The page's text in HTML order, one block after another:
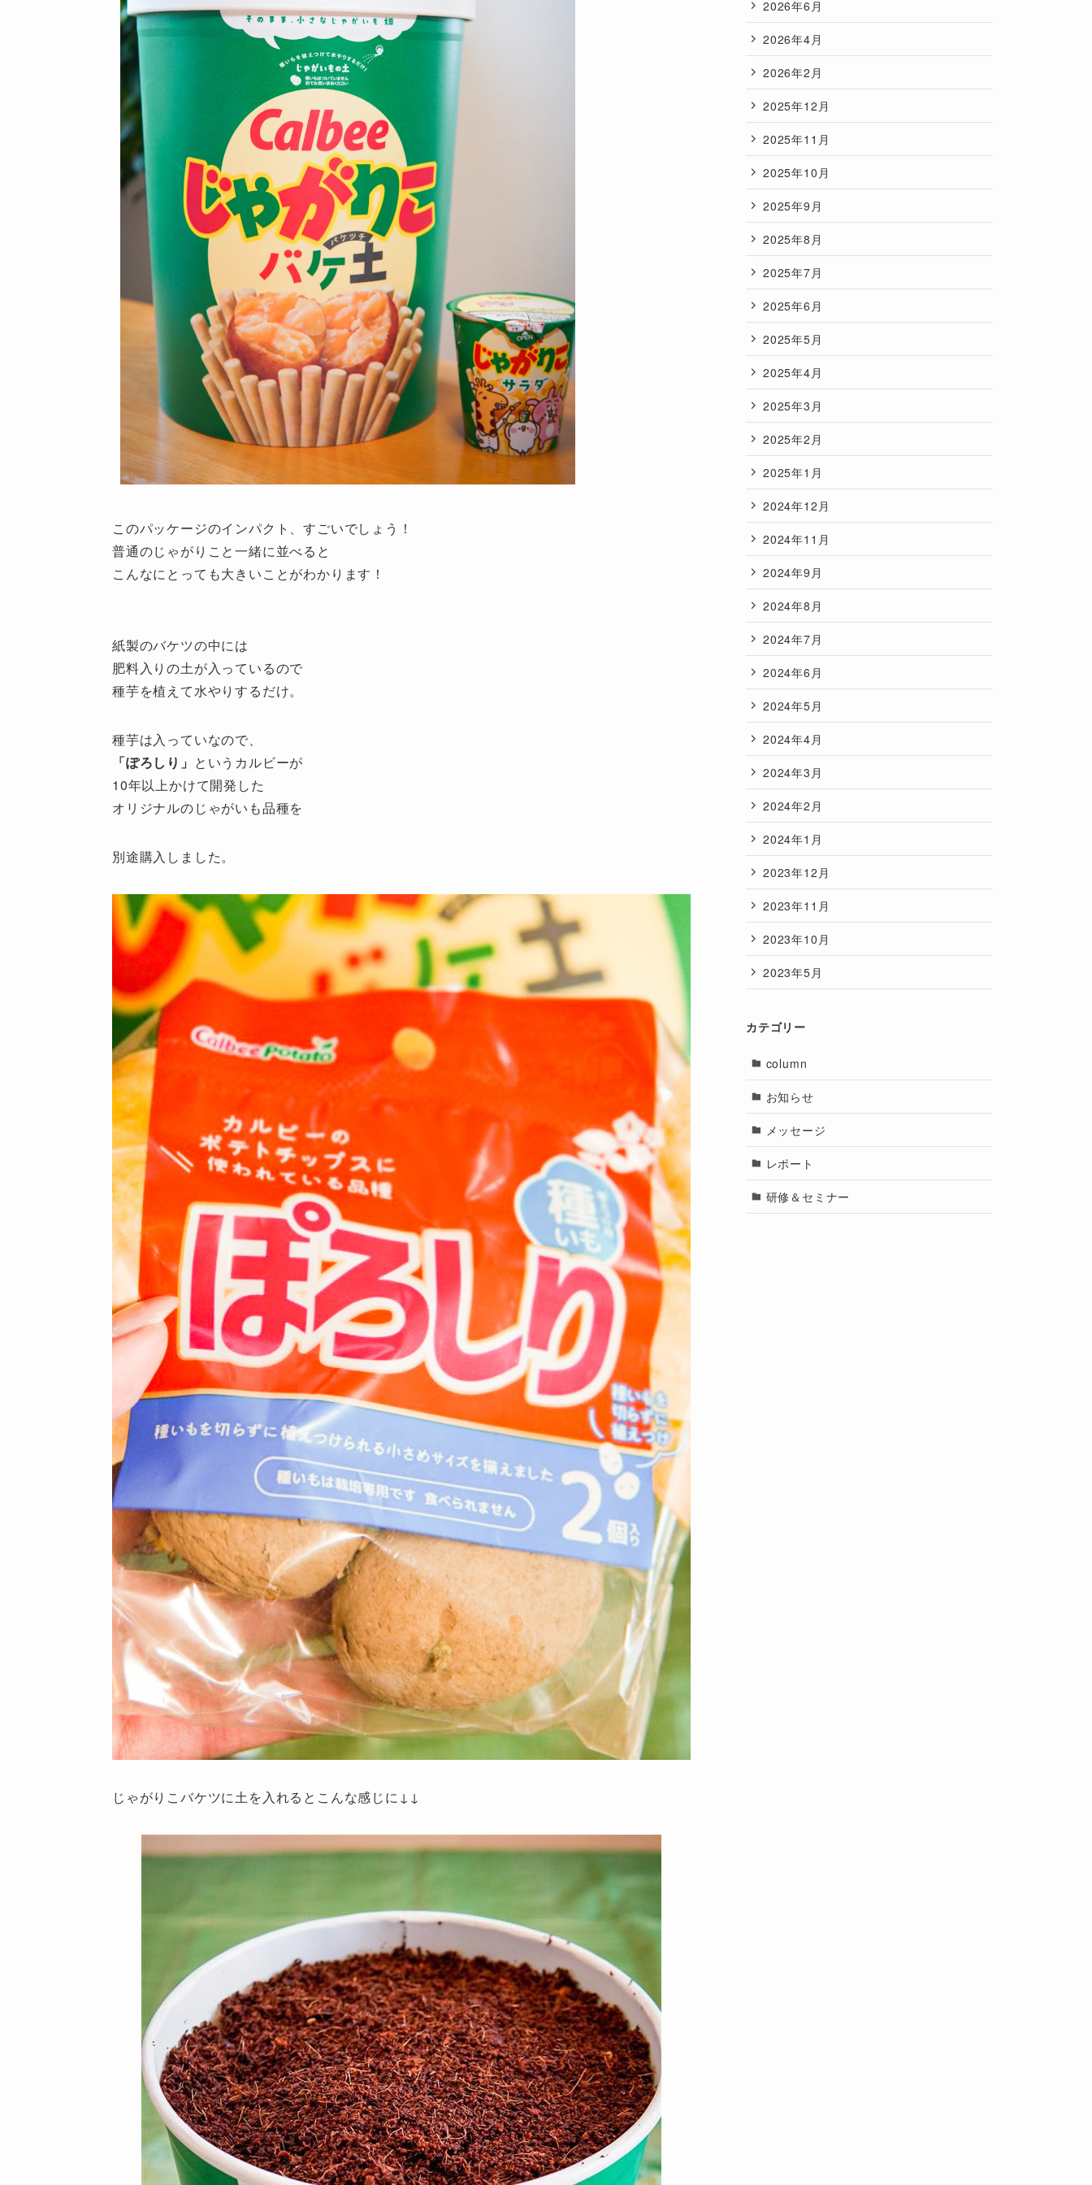
このパッケージのインパクト、すごいでしょう！
普通のじゃがりこと一緒に並べると
こんなにとっても大きいことがわかります！
紙製のバケツの中には
肥料入りの土が入っているので
種芋を植えて水やりするだけ。
種芋は入っていなので、
「ぽろしり」 というカルビーが
10年以上かけて開発した
オリジナルのじゃがいも品種を
別途購入しました。
じゃがりこバケツに土を入れるとこんな感じに↓↓
2026年6月
2026年4月
2026年2月
2025年12月
2025年11月
2025年10月
2025年9月
2025年8月
2025年7月
2025年6月
2025年5月
2025年4月
2025年3月
2025年2月
2025年1月
2024年12月
2024年11月
2024年9月
2024年8月
2024年7月
2024年6月
2024年5月
2024年4月
2024年3月
2024年2月
2024年1月
2023年12月
2023年11月
2023年10月
2023年5月
カテゴリー
column
お知らせ
メッセージ
レポート
研修＆セミナー